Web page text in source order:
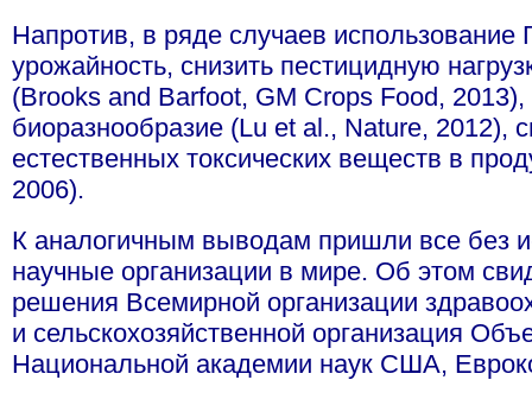
Напротив, в ряде случаев
урожайность, снизить пестицидную
(Brooks and Barfoot, GM Crops Food,
биоразнообразие (Lu et al., Nature, 2012),
естественных токсических веществ в
2006).
К аналогичным выводам пришли все без
научные организации в мире. Об этом
решения Всемирной организации
и сельскохозяйственной организация
Национальной академии наук США,